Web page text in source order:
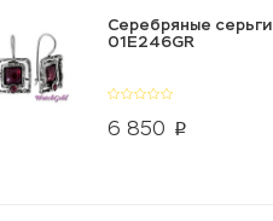
6 850 p
Серебряные серьги
01E246GR